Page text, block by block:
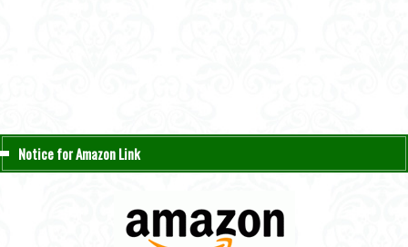
Notice for Amazon Link